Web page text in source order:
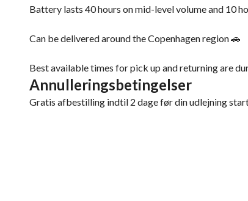
Battery lasts 40 hours on mid-level volume and 10
Can be delivered around the Copenhagen region 🚗
Best available times for pick up and returning are
Annulleringsbetingelser
Gratis afbestilling indtil 2 dage før din udlejning